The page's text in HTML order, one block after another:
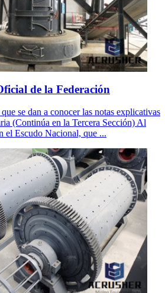
de la Federación
se dan a conocer las notas explicativas
(Continúa en la Tercera Sección) Al
el Escudo Nacional, que ...